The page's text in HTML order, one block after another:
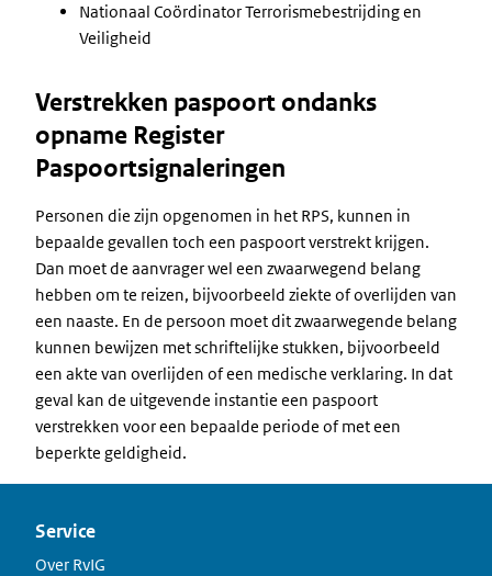
Nationaal Coördinator Terrorismebestrijding en
Veiligheid
Verstrekken paspoort ondanks
opname Register
Paspoortsignaleringen
Personen die zijn opgenomen in het RPS, kunnen in
bepaalde gevallen toch een paspoort verstrekt krijgen.
Dan moet de aanvrager wel een zwaarwegend belang
hebben om te reizen, bijvoorbeeld ziekte of overlijden van
een naaste. En de persoon moet dit zwaarwegende belang
kunnen bewijzen met schriftelijke stukken, bijvoorbeeld
een akte van overlijden of een medische verklaring. In dat
geval kan de uitgevende instantie een paspoort
verstrekken voor een bepaalde periode of met een
beperkte geldigheid.
Service
Over RvIG